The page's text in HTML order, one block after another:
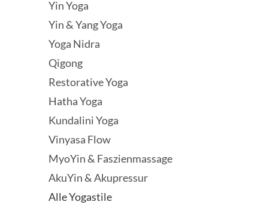
Yin Yoga
Yin & Yang Yoga
Yoga Nidra
Qigong
Restorative Yoga
Hatha Yoga
Kundalini Yoga
Vinyasa Flow
MyoYin & Faszienmassage
AkuYin & Akupressur
Alle Yogastile